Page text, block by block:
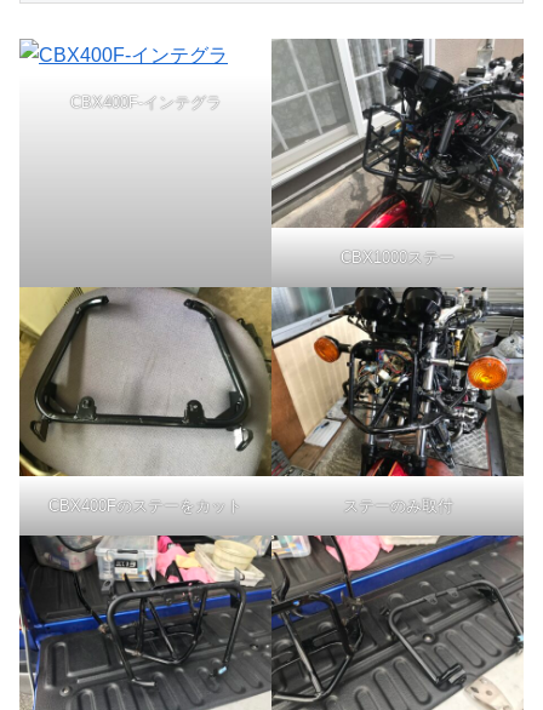
CBX400F-インテグラ
CBX1000ステー
CBX400Fのステーをカット ステーのみ取付